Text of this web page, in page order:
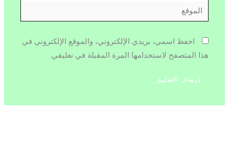
الموقع
احفظ اسمي، بريدي الإلكتروني، والموقع الإلكتروني في
هذا المتصفح لاستخدامها المرة المقبلة في تعليقي.